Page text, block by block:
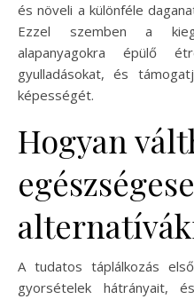
és növeli a különféle
Ezzel szemben a
alapanyagokra épülő
gyulladásokat, és
képességét.
Hogyan
A tudatos táplálkozás
gyorsételek hátrányait,